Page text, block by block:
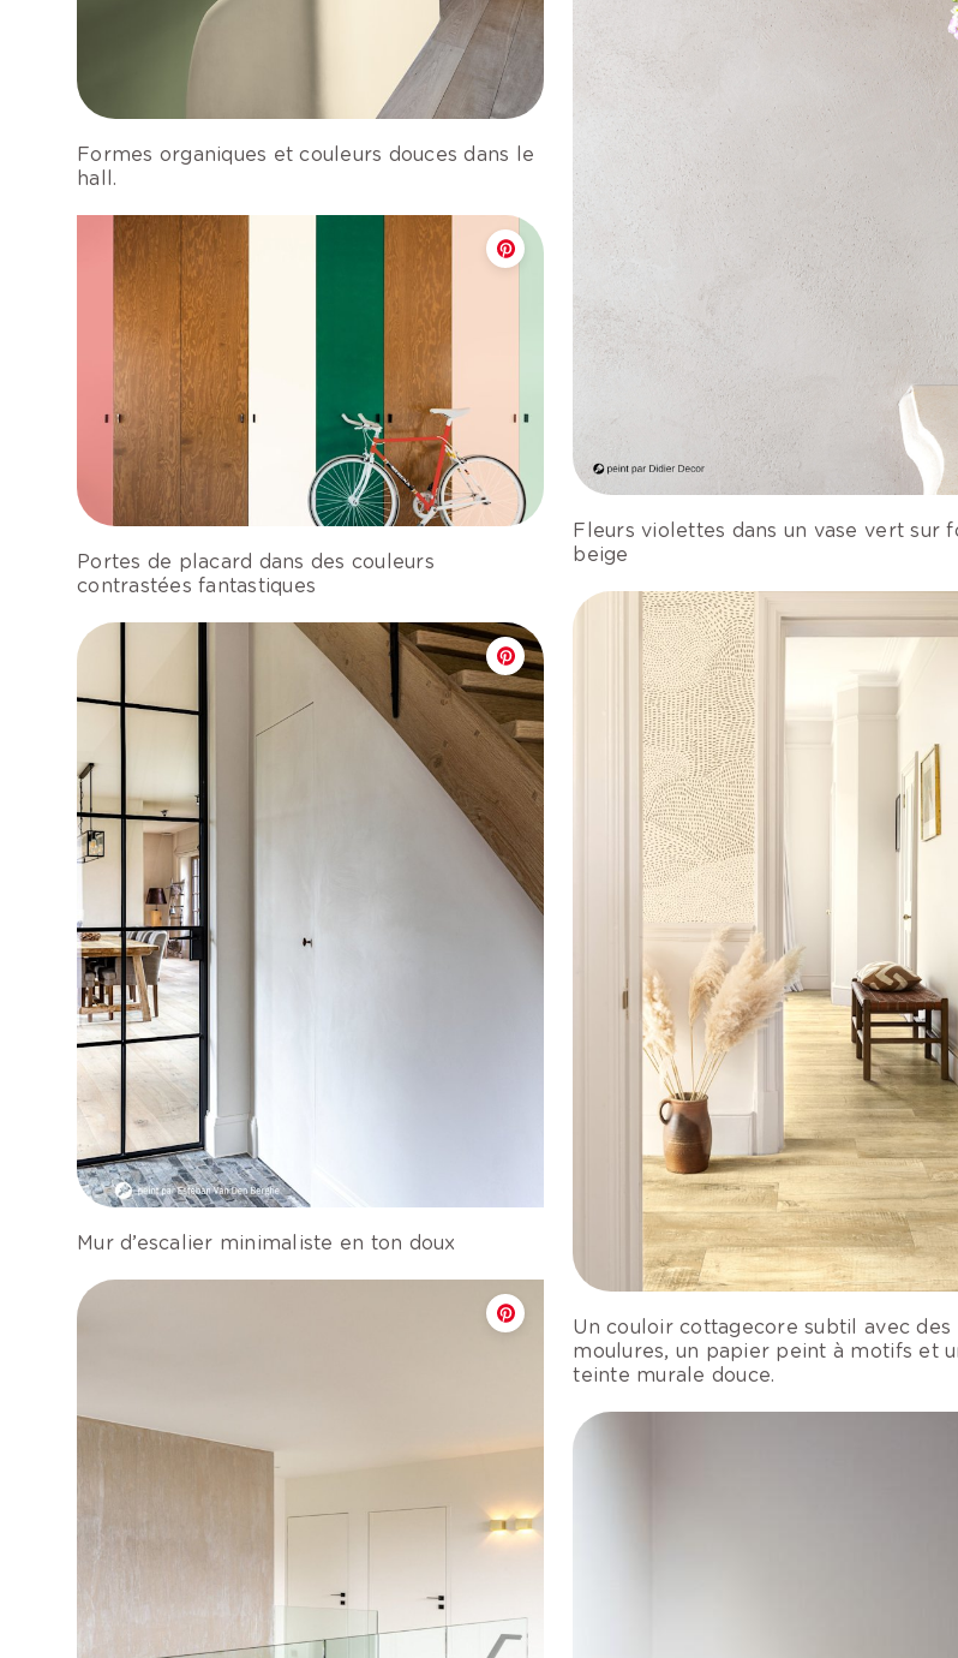
Formes organiques et couleurs douces dans le
hall.
Portes de placard dans des couleurs
contrastées fantastiques
Mur d’escalier minimaliste en ton doux
Fleurs violettes dans un vase vert sur
beige
Un couloir cottagecore subtil avec des
moulures, un papier peint à motifs et
teinte murale douce.